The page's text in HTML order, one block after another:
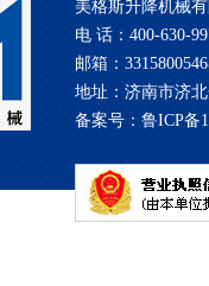
美格斯升降机械
电 话：400-630-
邮箱：
地址：济南市济
备案号： 鲁ICP备